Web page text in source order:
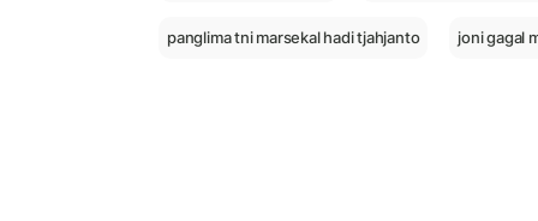
panglima tni marsekal hadi tjahjanto joni gagal